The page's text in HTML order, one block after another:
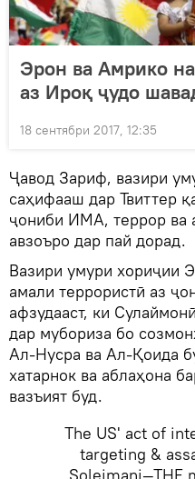
Эрон ва Амрико
аз Ироқ ҷудо
18 сентябри 2017, 12:35
Ҷавод Зариф, вазири
саҳифааш дар Твиттер
ҷониби ИМА, террор ва
авзоъро дар пай дорад.
Вазири умури хориҷии
амали террористӣ аз
афзудааст, ки
дар мубориза бо
Ал-Нусра ва Ал-Қоида
хатарнок ва аблаҳона
вазъият буд.
The US' act of
targeting &